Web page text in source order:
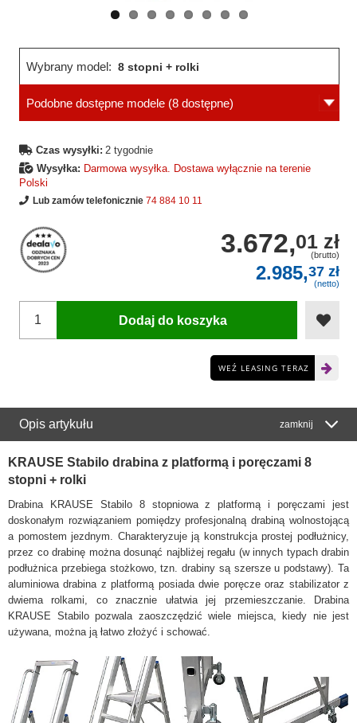
Wybrany model: 8 stopni + rolki
Podobne dostępne modele (8 dostępne)
Czas wysyłki: 2 tygodnie
Wysyłka: Darmowa wysyłka. Dostawa wyłącznie na terenie
Polski
Lub zamów telefonicznie 74 884 10 11
3.672,01 zł
(brutto)
2.985,37 zł
(netto)
Dodaj do koszyka
WEŹ LEASING TERAZ
Opis artykułu zamknij
KRAUSE Stabilo drabina z platformą i poręczami 8
stopni + rolki
Drabina KRAUSE Stabilo 8 stopniowa z platformą i poręczami jest
doskonałym rozwiązaniem pomiędzy profesjonalną drabiną wolnostojącą
a pomostem jezdnym. Charakteryzuje ją konstrukcja prostej podłużnicy,
przez co drabinę można dosunąć najbliżej regału (w innych typach drabin
podłużnica przebiega stożkowo, tzn. drabiny są szersze u podstawy). Ta
aluminiowa drabina z platformą posiada dwie poręcze oraz stabilizator z
dwiema rolkami, co znacznie ułatwia jej przemieszczanie. Drabina
KRAUSE Stabilo pozwala zaoszczędzić wiele miejsca, kiedy nie jest
używana, można ją łatwo złożyć i schować.